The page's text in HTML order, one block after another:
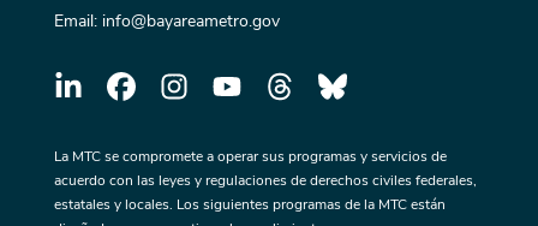
Email: info@bayareametro.gov
La MTC se compromete a operar sus programas y servicios de
acuerdo con las leyes y regulaciones de derechos civiles federales,
estatales y locales. Los siguientes programas de la MTC están